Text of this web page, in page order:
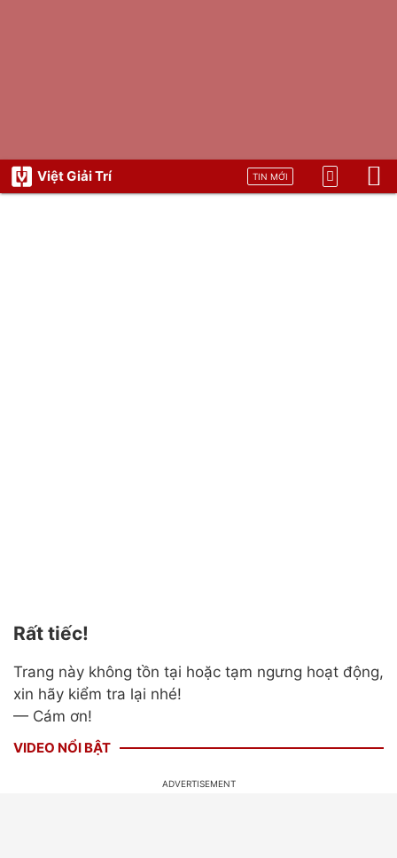
Việt Giải Trí TIN MỚI
Rất tiếc!
Trang này không tồn tại hoặc tạm ngưng hoạt động,
xin hãy kiểm tra lại nhé!
— Cám ơn!
VIDEO NỔI BẬT